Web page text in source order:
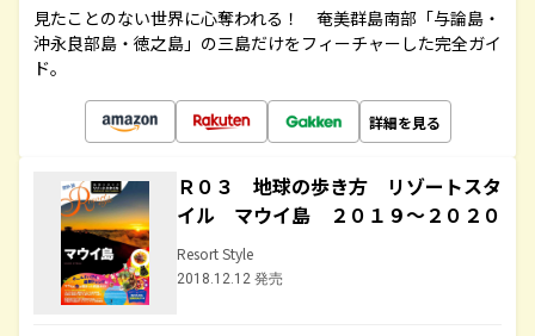
見たことのない世界に心奪われる！ 奄美群島南部「与論島・
沖永良部島・徳之島」の三島だけをフィーチャーした完全ガイ
ド。
詳細を見る
Ｒ０３ 地球の歩き方 リゾートスタ
イル マウイ島 ２０１９～２０２０
Resort Style
2018.12.12 発売